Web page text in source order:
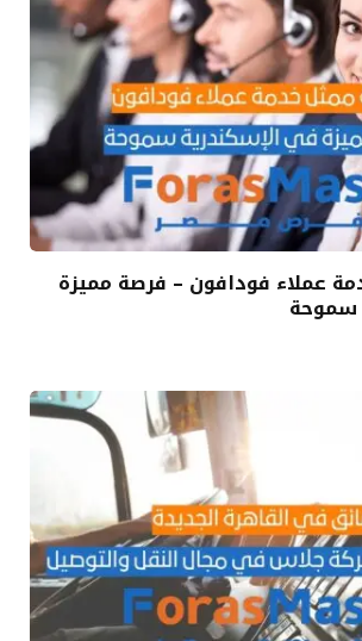
عملاء فودافون – فرصة مميزة
سموحة